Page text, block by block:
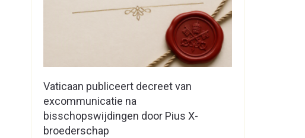
Vaticaan publiceert decreet van
excommunicatie na
bisschopswijdingen door Pius X-
broederschap